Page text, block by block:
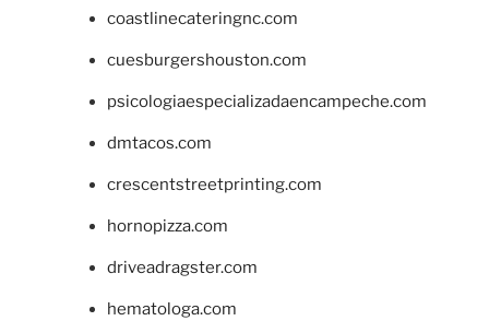
coastlinecateringnc.com
cuesburgershouston.com
psicologiaespecializadaencampeche.com
dmtacos.com
crescentstreetprinting.com
hornopizza.com
driveadragster.com
hematologa.com